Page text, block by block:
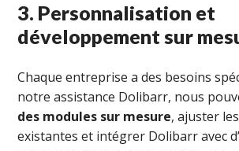
3. Personnalisation et
développement sur
Chaque entreprise a des besoins
notre assistance Dolibarr, nous
des modules sur mesure, ajuster
existantes et intégrer Dolibarr avec